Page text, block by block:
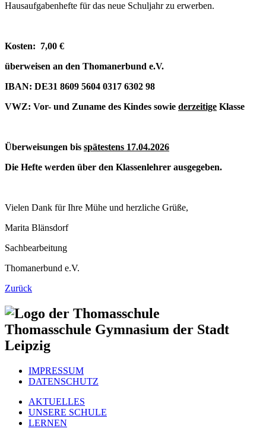
Hausaufgabenhefte für das neue Schuljahr zu erwerben.
Kosten: 7,00 €
überweisen an den Thomanerbund e.V.
IBAN: DE31 8609 5604 0317 6302 98
VWZ: Vor- und Zuname des Kindes sowie derzeitige Klasse
Überweisungen bis spätestens 17.04.2026
Die Hefte werden über den Klassenlehrer ausgegeben.
Vielen Dank für Ihre Mühe und herzliche Grüße,
Marita Blänsdorf
Sachbearbeitung
Thomanerbund e.V.
Zurück
Thomasschule Gymnasium der Stadt
Leipzig
IMPRESSUM
DATENSCHUTZ
AKTUELLES
UNSERE SCHULE
LERNEN